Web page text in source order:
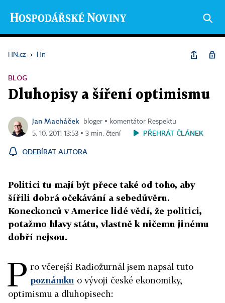
HN.cz › Hn
BLOG
Dluhopisy a šíření optimismu
Jan Macháček
bloger ▪ komentátor Respektu
5. 10. 2011 13:53 ▪ 3 min. čtení
PŘEHRÁT ČLÁNEK
ODEBÍRAT AUTORA
Politici tu mají být přece také od toho, aby
šířili dobrá očekávání a sebedůvěru.
Koneckonců v Americe lidé vědí, že politici,
potažmo hlavy státu, vlastně k ničemu jinému
dobří nejsou.
P ro včerejší Radiožurnál jsem napsal tuto
poznámku o vývoji české ekonomiky,
optimismu a dluhopisech: